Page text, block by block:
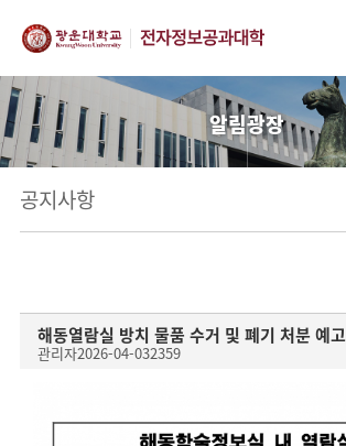
알림광장
공지사항
해동열람실 방치 물품 수거 및 폐기 처분 예고
관리자2026-04-032359